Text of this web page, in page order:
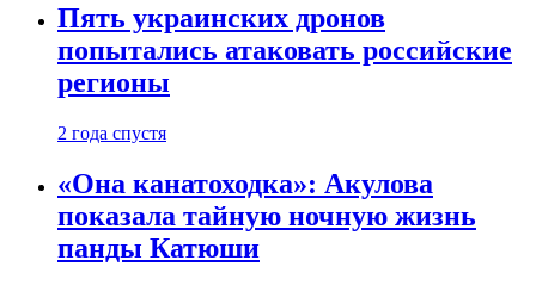
Пять украинских дронов
попытались атаковать российские
регионы
2 года спустя
«Она канатоходка»: Акулова
показала тайную ночную жизнь
панды Катюши